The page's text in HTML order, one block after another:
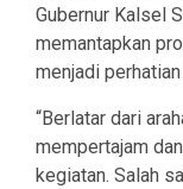
Gubernur Kalsel
memantapkan
menjadi
“Berlatar dari
mempertajam
kegiatan. Salah